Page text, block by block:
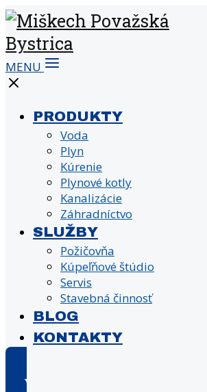
MENU
PRODUKTY
Voda
Plyn
Kúrenie
Plynové kotly
Kanalizácie
Záhradníctvo
SLUŽBY
Požičovňa
Kúpeľňové štúdio
Servis
Stavebná činnosť
BLOG
KONTAKTY
E-shop